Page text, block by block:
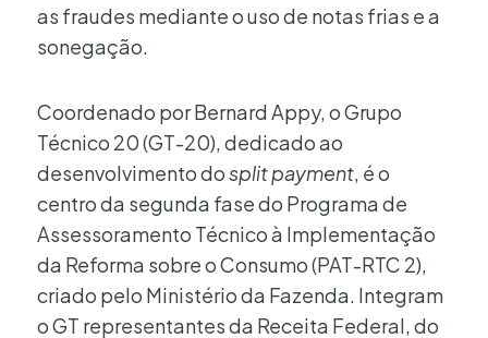
as fraudes mediante o uso de notas frias e a
sonegação.
Coordenado por Bernard Appy, o Grupo
Técnico 20 (GT-20), dedicado ao
desenvolvimento dosplit payment, é o
centro da segunda fase do Programa de
Assessoramento Técnico à Implementação
da Reforma sobre o Consumo (PAT-RTC 2),
criado pelo Ministério da Fazenda. Integram
o GT representantes da Receita Federal, do